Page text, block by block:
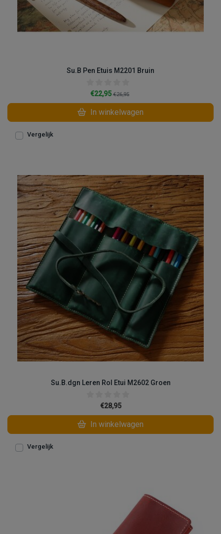
Su.B Pen Etuis M2201 Bruin
€22,95€26,95
In winkelwagen
Vergelijk
Su.B.dgn Leren Rol Etui M2602 Groen
€28,95
In winkelwagen
Vergelijk